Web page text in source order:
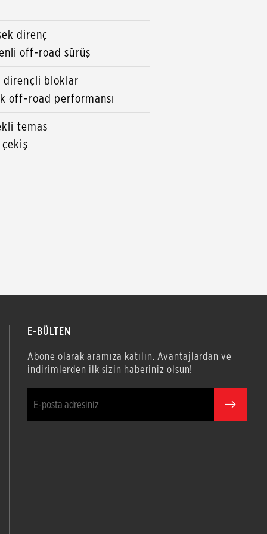
direnç
off-road sürüş
dirençli bloklar
off-road performansı
temas
E-BÜLTEN
Abone olarak aramıza katılın. Avantajlardan ve
indirimlerden ilk sizin haberiniz olsun!